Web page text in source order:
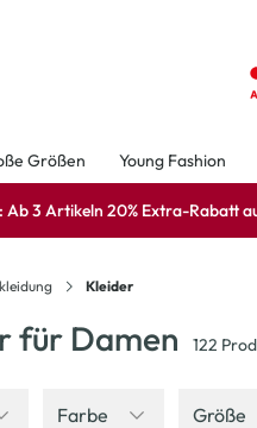
Größen Young Fashion
Ab 3 Artikeln 20% Extra-Rabatt
Kleider
für Damen 122
Farbe Größe